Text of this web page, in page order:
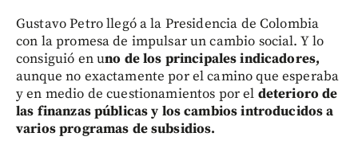
Gustavo Petro llegó a la Presidencia de Colombia
con la promesa de impulsar un cambio social. Y lo
consiguió en uno de los principales indicadores,
aunque no exactamente por el camino que esperaba
y en medio de cuestionamientos por el deterioro de
las finanzas públicas y los cambios introducidos a
varios programas de subsidios.